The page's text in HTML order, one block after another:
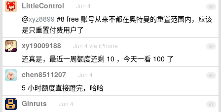
58
LittleControl Jun 4
@xyz8899 #8 free 账号从来不都在奥特曼的重置范围内，应该
是只重置付费用户了
59
xy19009188 Jun 4 via iPhone
还真是，最近一周额度还剩 10 ，今天一看 100 了
60
chen8511207 Jun 4
5 小时额度直接蹬完，哈哈
61
Ginruts Jun 4